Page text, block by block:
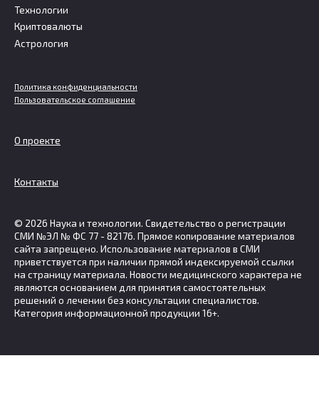
Технологии
Криптовалюты
Астрология
Политика конфиденциальности
Пользовательское соглашение
О проекте
Контакты
© 2026 Наука и технологии. Свидетельство о регистрации
СМИ №ЭЛ № ФС 77 - 82176. Прямое копирование материалов
сайта запрещено. Использование материалов в СМИ
приветствуется при наличии прямой индексируемой ссылки
на страницу материала. Новости медицинского характера не
являются основанием для принятия самостоятельных
решений о лечении без консультации специалистов.
Категория информационной продукции 16+.